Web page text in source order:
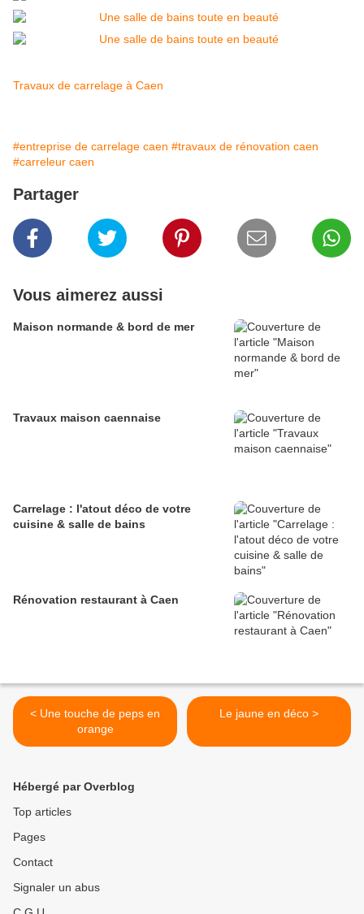
Travaux de carrelage à Caen
#entreprise de carrelage caen #travaux de rénovation caen
#carreleur caen
Partager
Vous aimerez aussi
Maison normande & bord de mer
Travaux maison caennaise
Carrelage : l'atout déco de votre
cuisine & salle de bains
Rénovation restaurant à Caen
< Une touche de peps en
orange
Le jaune en déco >
Hébergé par Overblog
Top articles
Pages
Contact
Signaler un abus